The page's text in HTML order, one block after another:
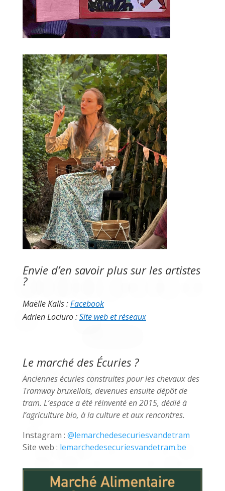
Envie d’en savoir plus sur les artistes
?
Maëlle Kalis :Facebook
Adrien Lociuro :Site web et réseaux
Le marché des Écuries ?
Anciennes écuries construites pour les chevaux des
Tramway bruxellois, devenues ensuite dépôt de
tram. L’espace a été réinventé en 2015, dédié à
l’agriculture bio, à la culture et aux rencontres.
Instagram : @lemarchedesecuriesvandetram
Site web : lemarchedesecuriesvandetram.be